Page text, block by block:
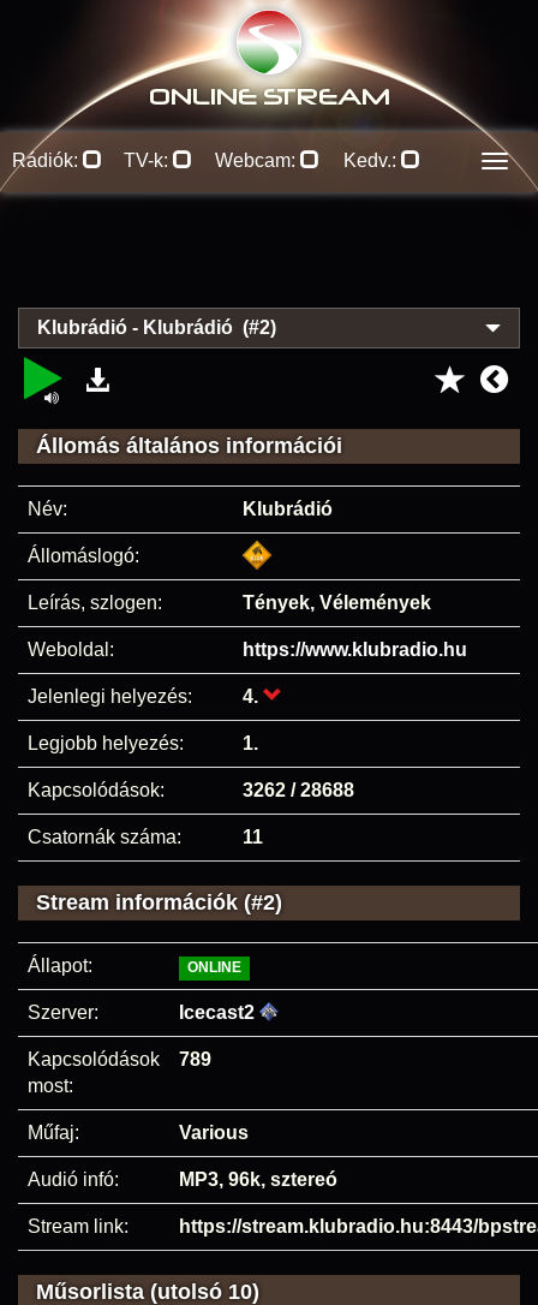
ONLINE STREAM
Rádiók: TV-k: Webcam: Kedv.:
Klubrádió - Klubrádió (#2)
Állomás általános információi
Név: Klubrádió
Állomáslogó:
Leírás, szlogen: Tények, Vélemények
Weboldal: https://www.klubradio.hu
Jelenlegi helyezés: 4.
Legjobb helyezés: 1.
Kapcsolódások: 3262 / 28688
Csatornák száma: 11
Stream információk (#2)
Állapot: ONLINE
Szerver: Icecast2
Kapcsolódások
most:
789
Műfaj: Various
Audió infó: MP3, 96k, sztereó
Stream link: https://stream.klubradio.hu:8443/
Műsorlista (utolsó 10)